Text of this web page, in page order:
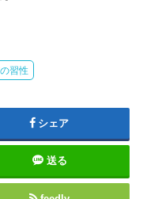
習性
シェア
送る